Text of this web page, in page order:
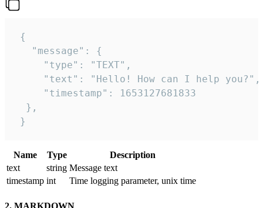
{
   "message": {
     "type": "TEXT",
     "text": "Hello! How can I help you?",
     "timestamp": 1653127681833
  },
}
Name Type
Description
text
string Message text
timestamp int Time logging parameter, unix time
2. MARKDOWN